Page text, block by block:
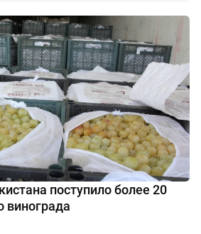
поступило более 20
винограда